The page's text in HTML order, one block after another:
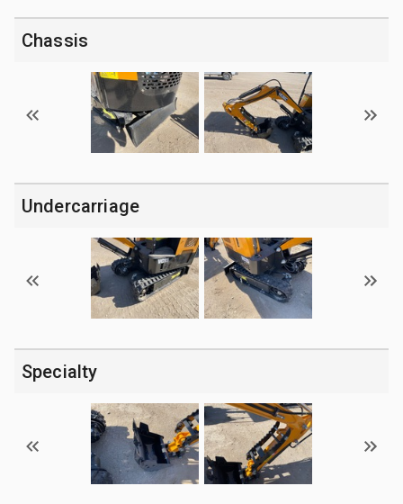
Chassis
Undercarriage
Specialty